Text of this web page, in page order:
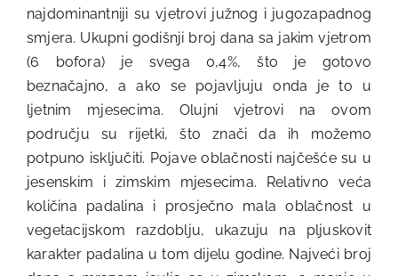
najdominantniji su vjetrovi južnog i jugozapadnog
smjera. Ukupni godišnji broj dana sa jakim vjetrom
(6 bofora) je svega 0,4%, što je gotovo
beznačajno, a ako se pojavljuju onda je to u
ljetnim mjesecima. Olujni vjetrovi na ovom
području su rijetki, što znači da ih možemo
potpuno isključiti. Pojave oblačnosti najčešće su u
jesenskim i zimskim mjesecima. Relativno veća
količina padalina i prosječno mala oblačnost u
vegetacijskom razdoblju, ukazuju na pljuskovit
karakter padalina u tom dijelu godine. Najveći broj